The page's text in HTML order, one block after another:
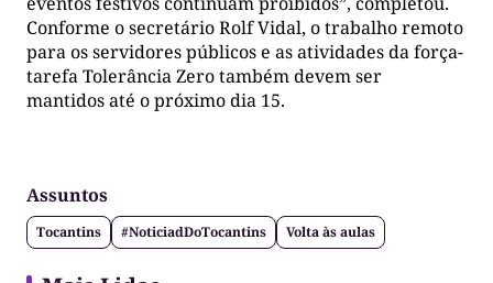
Conforme o secretário Rolf Vidal, o trabalho remoto
para os servidores públicos e as atividades da força-
tarefa Tolerância Zero também devem ser
mantidos até o próximo dia 15.
Assuntos
Tocantins #NoticiadDoTocantins Volta às aulas